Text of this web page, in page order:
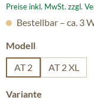
Preise inkl. MwSt. zzgl.
Bestellbar – ca. 3
Modellauswählen
AT 2
AT 2 XL
Variante